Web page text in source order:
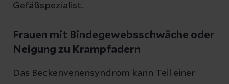
Gefäßspezialist.
Frauen mit Bindegewebsschwäche oder
Neigung zu Krampfadern
Das Beckenvenensyndrom kann Teil einer